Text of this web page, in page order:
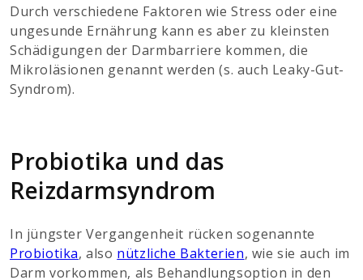
Durch verschiedene Faktoren wie Stress oder eine
ungesunde Ernährung kann es aber zu kleinsten
Schädigungen der Darmbarriere kommen, die
Mikroläsionen genannt werden (s. auch Leaky-Gut-
Syndrom).
Probiotika und das
Reizdarmsyndrom
In jüngster Vergangenheit rücken sogenannte
Probiotika, also nützliche Bakterien, wie sie auch im
Darm vorkommen, als Behandlungsoption in den